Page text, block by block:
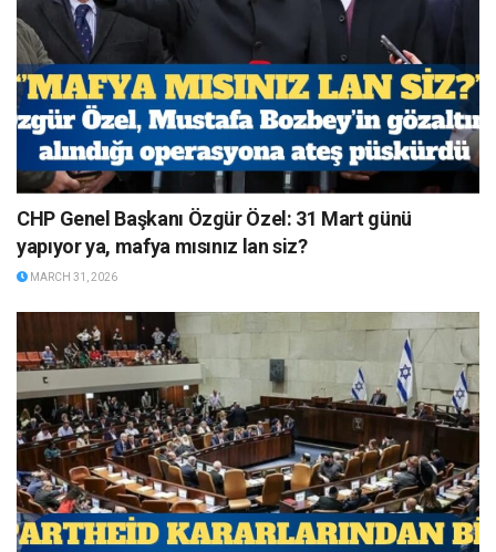
CHP Genel Başkanı Özgür Özel: 31 Mart günü
yapıyor ya, mafya mısınız lan siz?
MARCH 31, 2026